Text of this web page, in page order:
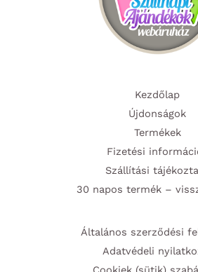
Kezdőlap
Újdonságok
Termékek
Fizetési
Szállítási
30 napos termék –
Általános szerződési
Adatvédeli